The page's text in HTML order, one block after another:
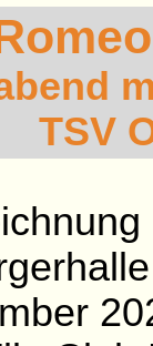
TSV